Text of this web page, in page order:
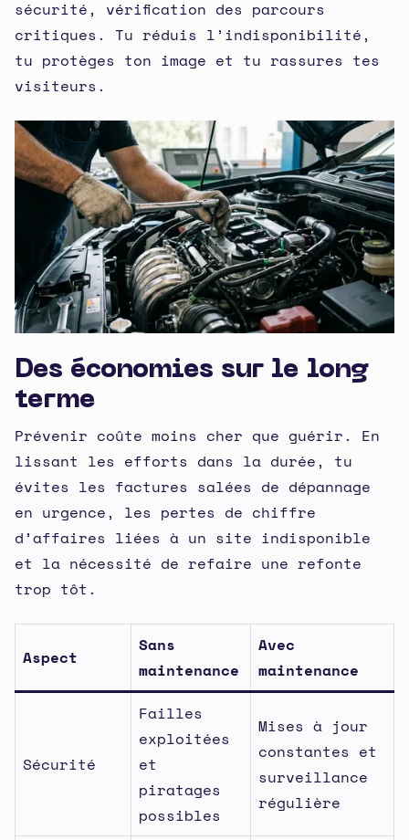
sécurité, vérification des parcours
critiques. Tu réduis l’indisponibilité,
tu protèges ton image et tu rassures tes
visiteurs.
Des économies sur le long
terme
Prévenir coûte moins cher que guérir. En
lissant les efforts dans la durée, tu
évites les factures salées de dépannage
en urgence, les pertes de chiffre
d’affaires liées à un site indisponible
et la nécessité de refaire une refonte
trop tôt.
Aspect
Sans
maintenance
Avec
maintenance
Sécurité
Failles
exploitées
et
piratages
possibles
Mises à jour
constantes et
surveillance
régulière